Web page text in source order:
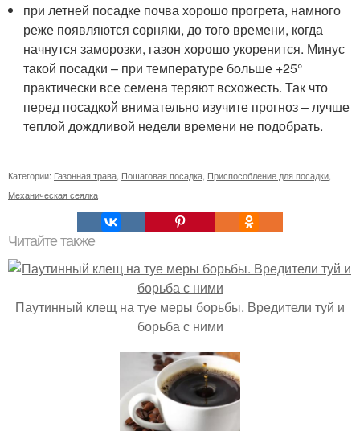
при летней посадке почва хорошо прогрета, намного
реже появляются сорняки, до того времени, когда
начнутся заморозки, газон хорошо укоренится. Минус
такой посадки – при температуре больше +25°
практически все семена теряют всхожесть. Так что
перед посадкой внимательно изучите прогноз – лучше
теплой дождливой недели времени не подобрать.
Категории: Газонная трава Пошаговая посадка Приспособление для посадки
Механическая сеялка
Читайте также
Паутинный клещ на туе меры борьбы. Вредители туй и
борьба с ними